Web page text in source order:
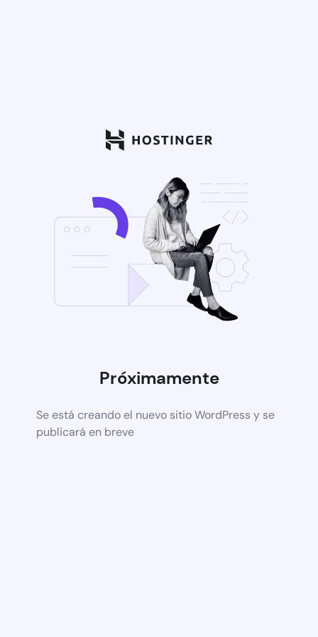
Próximamente
Se está creando el nuevo sitio WordPress y se
publicará en breve